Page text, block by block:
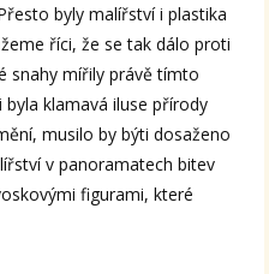
byly malířství i plastika
říci, že se tak dálo proti
snahy mířily právě tímto
klamavá iluse přírody
musilo by býti dosaženo
v panoramatech bitev
figurami, které